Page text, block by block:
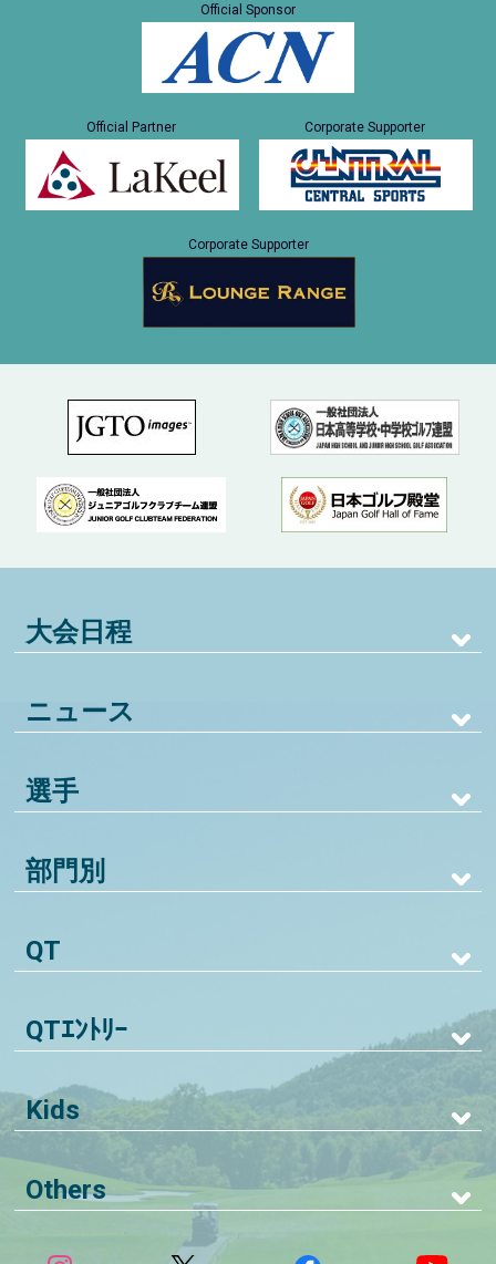
Official Sponsor
Official Partner Corporate Supporter
Corporate Supporter
大会日程
ニュース
選手
部門別
QT
QTｴﾝﾄﾘｰ
Kids
Others